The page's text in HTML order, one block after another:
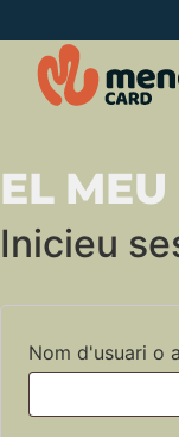
EL
Inicieu
Nom d'usuari o